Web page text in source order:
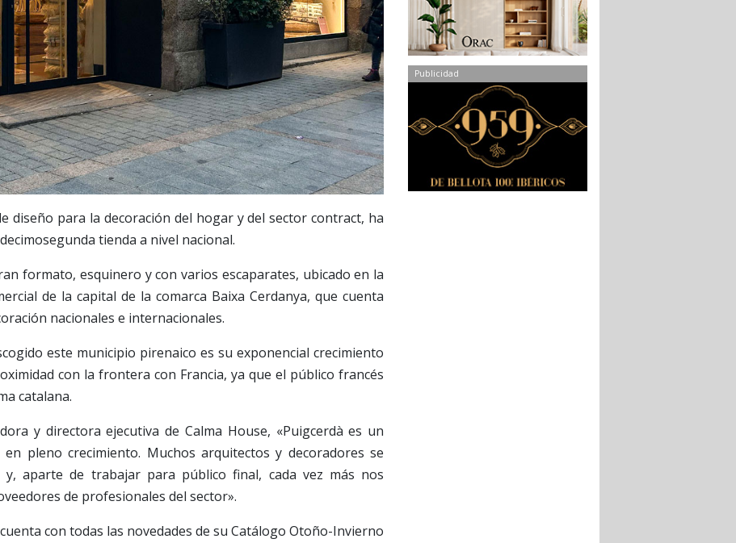
diseño para la decoración del hogar y del sector contract, ha
tienda a nivel nacional.
formato, esquinero y con varios escaparates, ubicado en la
de la capital de la comarca Baixa Cerdanya, que cuenta
nacionales e internacionales.
este municipio pirenaico es su exponencial crecimiento
con la frontera con Francia, ya que el público francés
catalana.
y directora ejecutiva de Calma House, «Puigcerdà es un
pleno crecimiento. Muchos arquitectos y decoradores se
aparte de trabajar para público final, cada vez más nos
de profesionales del sector».
con todas las novedades de su Catálogo Otoño-Invierno
Publicidad